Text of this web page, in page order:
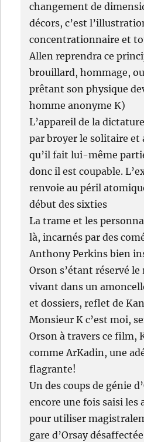
changement de
décors, c’est
concentrationnaire et
Allen reprendra ce
brouillard, hommage,
prêtant son physique
homme anonyme K)
L’appareil de la
par broyer le solitaire et
qu’il fait lui-même
donc il est coupable.
renvoie au péril
début des sixties
La trame et les
là, incarnés par des
Anthony Perkins bien
Orson s’étant réservé le
vivant dans un
et dossiers, reflet de
Monsieur K c’est moi,
Orson à travers ce film,
comme ArKadin, une
flagrante!
Un des coups de génie
encore une fois saisi les
pour utiliser
gare d’Orsay